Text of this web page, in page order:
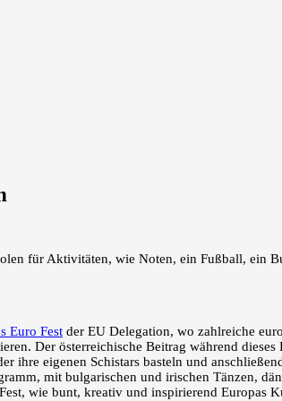
Euro Fest der EU Delegation, wo zahlreiche
Der österreichische Beitrag während dieses
ihre eigenen Schistars basteln und
mit bulgarischen und irischen Tänzen,
wie bunt, kreativ und inspirierend Europas